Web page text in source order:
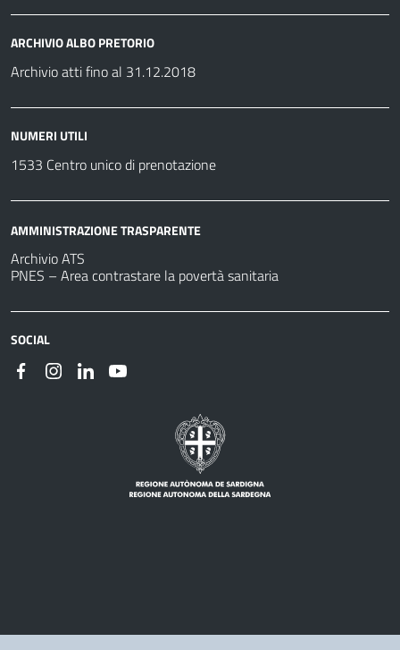
ARCHIVIO ALBO PRETORIO
Archivio atti fino al 31.12.2018
NUMERI UTILI
1533 Centro unico di prenotazione
AMMINISTRAZIONE TRASPARENTE
Archivio ATS
PNES – Area contrastare la povertà sanitaria
SOCIAL